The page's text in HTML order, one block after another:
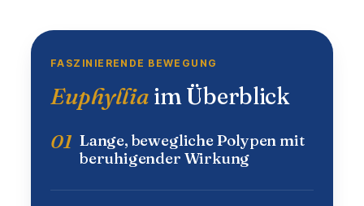
FASZINIERENDE BEWEGUNG
Euphyllia im Überblick
01 Lange, bewegliche Polypen mit
beruhigender Wirkung